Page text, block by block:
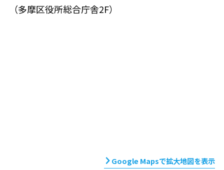
（多摩区役所総合庁舎2F）
Google Mapsで拡大地図を表示